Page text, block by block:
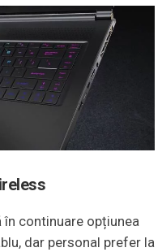
continuare opțiunea
dar personal prefer la